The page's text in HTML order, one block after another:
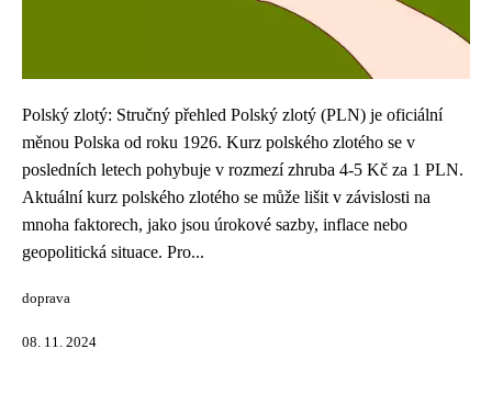
Polský zlotý: Stručný přehled Polský zlotý (PLN) je oficiální
měnou Polska od roku 1926. Kurz polského zlotého se v
posledních letech pohybuje v rozmezí zhruba 4-5 Kč za 1 PLN.
Aktuální kurz polského zlotého se může lišit v závislosti na
mnoha faktorech, jako jsou úrokové sazby, inflace nebo
geopolitická situace. Pro...
doprava
08. 11. 2024